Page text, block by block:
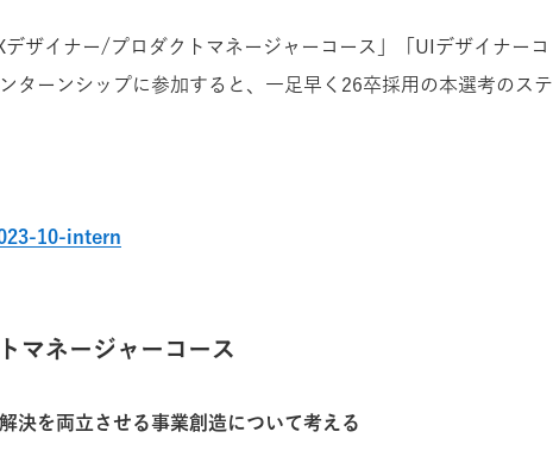
ザイナー/プロダクトマネージャーコース」「UIデザイナーコ
ターンシップに参加すると、一足早く26卒採用の本選考のステ
10-intern
マネージャーコース
決を両立させる事業創造について考える